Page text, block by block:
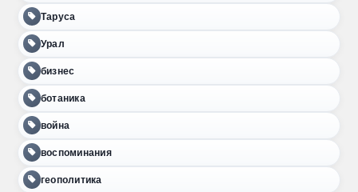
Таруса
Урал
бизнес
ботаника
война
воспоминания
геополитика